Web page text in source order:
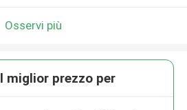
Osservi più
miglior prezzo per